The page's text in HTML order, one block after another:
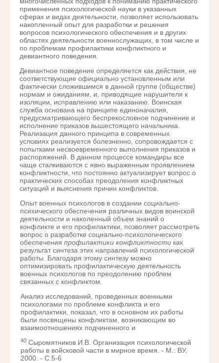
применения психологической науки в указанных
сферах и видах деятельности, позволяет использовать
накопленный опыт для разработки и решения
вопросов психологического обеспечения и в других
областях деятельности военнослужащих, в том числе и
по проблемам профилактики конфликтного и
девиантного поведения.
Девиантное поведение определяется как действия, не
соответствующие официально установленным или
фактически сложившимся в данной группе (обществе)
нормам и ожиданиям, и, приводящие нарушителя к
изоляции, исправлению или наказанию. Воинская
служба основана на принципе единоначалия,
предусматривающего беспрекословное подчинение и
исполнение приказов вышестоящего начальника.
Реализация данного принципа в современных
условиях реализуется болезненно, сопровождается с
попытками несвоевременного выполнения приказов и
распоряжений. В данном процессе командиры все
чаще сталкиваются с явно выраженным проявлением
конфликтности, что постоянно актуализирует вопрос о
практических способах преодоления конфликтных
ситуаций и выяснения причин конфликтов.
Опыт военных психологов в создании социально-
психического обеспечения различных видов воинской
деятельности и наколенный объем знаний о
конфликте и его профилактики, позволяет рассмотреть
вопрос о разработке социально-психологического
обеспечения профилактики конфликтности как
результат синтеза этих направлений психологической
работы. Благодаря этому синтезу можно
оптимизировать профилактическую деятельность
военных психологов по преодолению проблем
связанных с конфликтом.
Анализ исследований, проведенных военными
психологами по проблеме конфликта и его
профилактики, показал, что в основном их работы
были посвящены конфликтам, возникающим во
взаимоотношениях подчиненного и
40Сыромятников И.В. Организация психологической
работы в войсковой части в мирное время. - М.: ВУ,
2000. - С.5-6